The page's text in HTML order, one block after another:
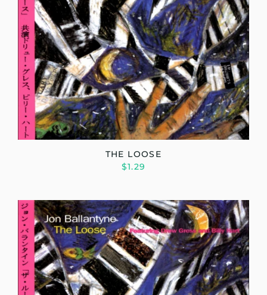
THE LOOSE
$1.29